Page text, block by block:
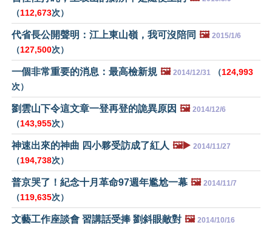
（112,673次）
代省長公開聲明：江上東山嶺，我可沒陪同 🖼️ 2015/1/6
（127,500次）
一個非常重要的消息：最高檢新規 🖼️ 2014/12/31 （124,993
次）
劉雲山下令這文章一登再登的詭異原因 🖼️ 2014/12/6
（143,955次）
神速出來的神曲 四小夥受訪成了紅人 🖼️▶️ 2014/11/27
（194,738次）
普京哭了！紀念十月革命97週年尷尬一幕 🖼️ 2014/11/7
（119,635次）
文藝工作座談會 習講話受捧 劉斜眼敵對 🖼️ 2014/10/16